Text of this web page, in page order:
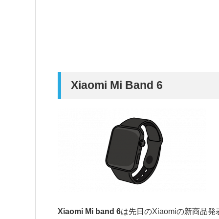
Xiaomi Mi Band 6
Xiaomi Mi band 6は先日のXiaomiの新商品発